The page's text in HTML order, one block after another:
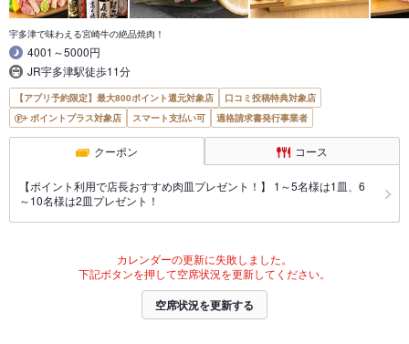
宇多津で味わえる宮崎牛の絶品焼肉！
4001～5000円
JR宇多津駅徒歩11分
【アプリ予約限定】最大800ポイント還元対象店
口コミ投稿特典対象店
ポイントプラス対象店
スマート支払い可 適格請求書発行事業者
クーポン コース
【ポイント利用で店長おすすめ肉皿プレゼント！】 1～5名様は1皿、6
～10名様は2皿プレゼント！
カレンダーの更新に失敗しました。
下記ボタンを押して空席状況を更新してください。
空席状況を更新する